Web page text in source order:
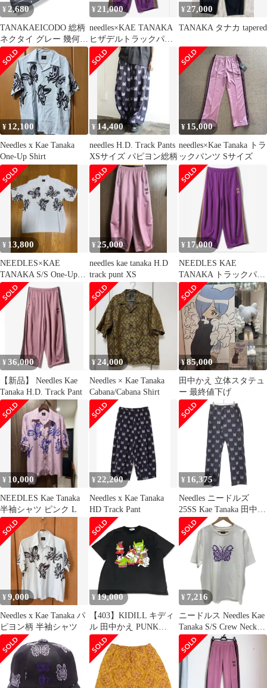
¥ 2,680
TANAKAEICODO 総柄
ネクタイ グレー 幾何学
柄 アート柄 パネル柄
¥ 21,000
needles×KAE TANAKA
ヒザデルトラックパン
ツ パープル×ゴールド
¥ 27,000
TANAKA タナカ tapered
¥ 12,100
Needles x Kae Tanaka
One-Up Shirt
¥14,400
needles H.D. Track Pants
XSサイズ パピヨン総柄
¥ 15,000
needles×Kae Tanaka トラ
ックパンツ Sサイズ
¥ 13,800
NEEDLES×KAE
TANAKA S/S One-Up
Shirt
¥ 25,000
needles kae tanaka H.D
track punt XS
¥ 17,000
NEEDLES KAE
TANAKA トラックパン
ツ H.D. XS ヒザデル
¥36,000
【新品】 Needles Kae
Tanaka H.D. Track Pant
¥24,000
Needles × Kae Tanaka
Cabana/Cabana Shirt
¥85,000
田中かえ 立体スタテュ
ー 最終値下げ
¥ 10,000
NEEDLES Kae Tanaka
半袖シャツ ピンク L
¥ 22,200
Needles x Kae Tanaka
HD Track Pant
¥ 16,375
Needles ニードルズ
25SS Kae Tanaka 田中か
え Track Pant - Poly
Jacquard トラックパン
ツ QV425 パープル S
¥9,000
Needles x Kae Tanaka パ
ピヨン柄 半袖シャツ
¥ 19,000
【403】KIDILL キディ
ル 田中かえ PUNK
GIRL Tシャツ 完売品
¥ 7,216
ニードルス Needles Kae
Tanaka S/S Crew Neck
Tee QV433 Tシャツ ホ
ワイト Mサイズ
201MT-4831